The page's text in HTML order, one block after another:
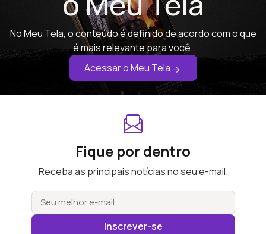
No Meu Tela, o conteúdo é definido de acordo com o que
é mais relevante para você.
Acessar o Meu Tela
Fique por dentro
Receba as principais notícias no seu e-mail.
Inscrever-se